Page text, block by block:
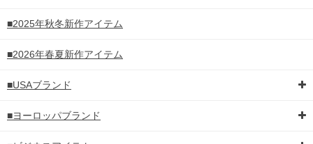
■2025年秋冬新作アイテム
■2026年春夏新作アイテム
■USAブランド
■ヨーロッパブランド